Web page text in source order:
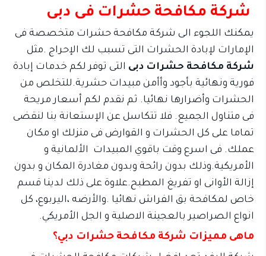
شركة مكافحة حشرات فى دبى
يمكنك اللجوء الى شركة مكافحة حشرات متخصصة فى
الإمارات لإبادة الحشرات التى تسبب لك الإحراج .مثل
شركة مكافحة حشرات دبى التى توفر لكم خدمات إبادة
فورية ونهائية بأجود وأأمن مبيدات حشرية.للتخلص من
الحشرات وأضرارها نهائيا. ثم نقدم لكم أسعار مريحة
فى متناول الجميع. فلا تتكاسل عن الإستعانة بنا لنقضى
تماما على كل الحشرات و القوارض فى منزلك او مكان
عملك. فى اسرع وقت باقوي المبيدات الألمانية و
الأمريكية.وذلك بدون رائحة وبدون مغادرة المكان و بدون
إزالة الأوانى او تفريغ المطبح.علاوة على ذلك لدينا قسم
خاص لمكافحة بق الفراش نهائيا .والأرضه ،اليربوع، كل
انواع الصراصير بالعجينة الاصلية و الجل الأمريكي.
ماهى مميزات شركة مكافحة حشرات دبي؟